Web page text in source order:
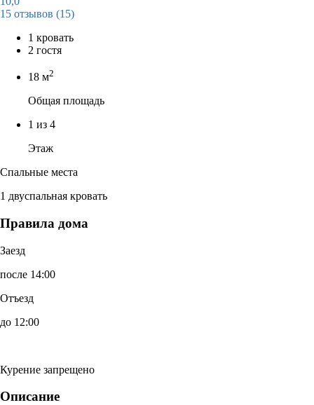
15 отзывов (15)
1 кровать
2 гостя
18 м2
Общая площадь
1 из 4
Этаж
Спальные места
1 двуспальная кровать
Правила дома
Заезд
после 14:00
Отъезд
до 12:00
Курение запрещено
Описание